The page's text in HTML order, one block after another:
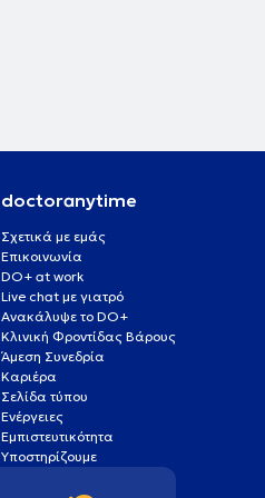
doctoranytime
Σχετικά με εμάς
Επικοινωνία
DO+ at work
Live chat με γιατρό
Ανακάλυψε το DO+
Κλινική Φροντίδας Βάρους
Άμεση Συνεδρία
Καριέρα
Σελίδα τύπου
Ενέργειες
Εμπιστευτικότητα
Υποστηρίζουμε